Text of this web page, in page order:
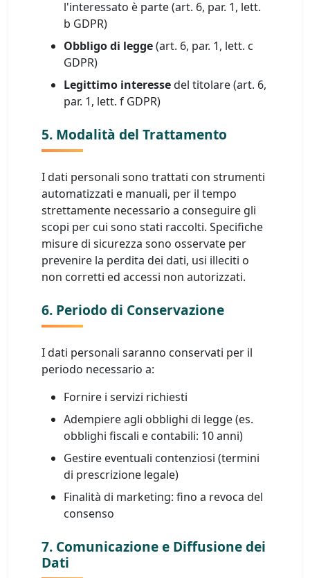
l'interessato è parte (art. 6, par. 1, lett.
b GDPR)
Obbligo di legge(art. 6, par. 1, lett. c
GDPR)
Legittimo interessedel titolare (art. 6,
par. 1, lett. f GDPR)
5. Modalità del Trattamento
I dati personali sono trattati con strumenti
automatizzati e manuali, per il tempo
strettamente necessario a conseguire gli
scopi per cui sono stati raccolti. Specifiche
misure di sicurezza sono osservate per
prevenire la perdita dei dati, usi illeciti o
non corretti ed accessi non autorizzati.
6. Periodo di Conservazione
I dati personali saranno conservati per il
periodo necessario a:
Fornire i servizi richiesti
Adempiere agli obblighi di legge (es.
obblighi fiscali e contabili: 10 anni)
Gestire eventuali contenziosi (termini
di prescrizione legale)
Finalità di marketing: fino a revoca del
consenso
7. Comunicazione e Diffusione dei
Dati